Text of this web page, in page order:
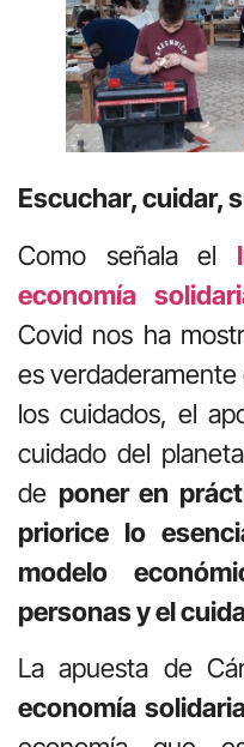
Escuchar, cuidar,
Como señala el
economía
Covid nos ha
es verdaderamente
los cuidados, el
cuidado del
de poner en
priorice lo
modelo
personas y el
La apuesta de
economía